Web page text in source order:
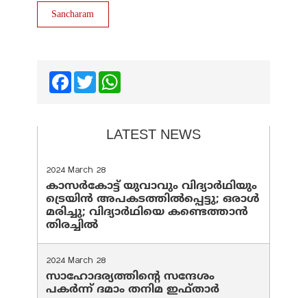
Sancharam
FacebookTwitter
LATEST NEWS
2024 March 28
കാസർകോട്ട് യുവാവും വിദ്യാർഥിയും
ട്രെയിൻ അപകടത്തിൽപ്പെട്ടു; ഒരാൾ
മരിച്ചു; വിദ്യാർഥിയെ കണ്ടെത്താൻ
തിരച്ചിൽ
2024 March 28
സാഹോദര്യത്തിന്റെ സന്ദേശം
പകർന്ന് ദമാം തനിമ ഇഫ്‌താർ